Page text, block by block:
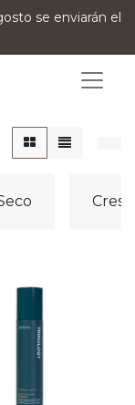
se enviarán el